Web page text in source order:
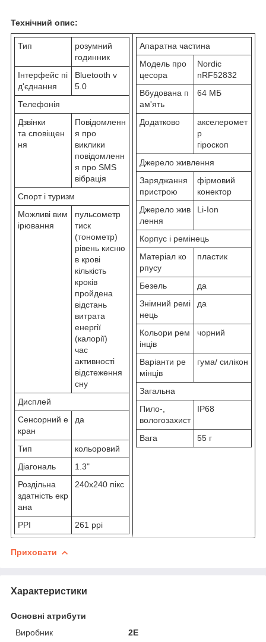
Технічний опис:
Тип
розумний
годинник
Інтерфейс пі
д'єднання
Bluetooth v
5.0
Телефонія
Дзвінки
та сповіщен
ня
Повідомленн
я про
виклики
повідомленн
я про SMS
вібрація
Спорт і туризм
Можливі вим
ірювання
пульсометр
тиск
(тонометр)
рівень кисню
в крові
кількість
кроків
пройдена
відстань
витрата
енергії
(калорії)
час
активності
відстеження
сну
Дисплей
Сенсорний е
кран
да
Тип
кольоровий
Діагональ
1.3"
Роздільна
здатність екр
ана
240x240 пікс
PPI 261 ppi
Апаратна частина
Модель про
цесора
Nordic
nRF52832
Вбудована п
ам'ять
64 МБ
Додатково
акселеромет
р
гіроскоп
Джерело живлення
Заряджання
пристрою
фірмовий
конектор
Джерело жив
лення
Li-Ion
Корпус і ремінець
Матеріал ко
рпусу
пластик
Безель
да
Знімний ремі
нець
да
Кольори рем
інців
чорний
Варіанти ре
мінців
гума/ силікон
Загальна
Пило-,
вологозахист
IP68
Вага 55 г
Приховати
Характеристики
Основні атрибути
Виробник
2E